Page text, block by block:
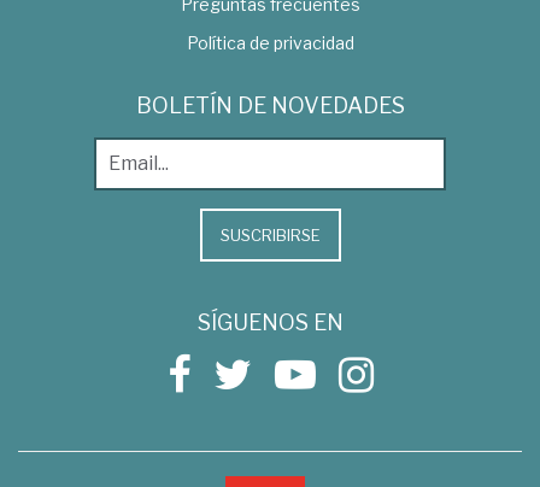
Política de privacidad
BOLETÍN DE NOVEDADES
SUSCRIBIRSE
SÍGUENOS EN